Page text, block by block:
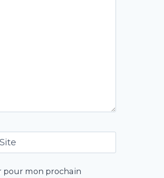
Site
pour mon prochain